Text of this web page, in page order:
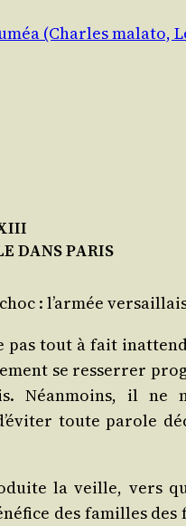
(Charles malato,
DANS PARIS
: l’armée
pas tout à fait
se res­ser­rer
Néan­moins, il ne
toute parole
la veille, vers
des familles